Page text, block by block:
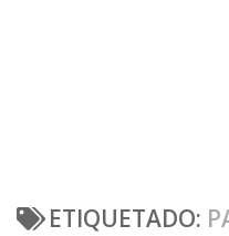
ETIQUETADO: